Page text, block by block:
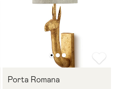
Porta Romana